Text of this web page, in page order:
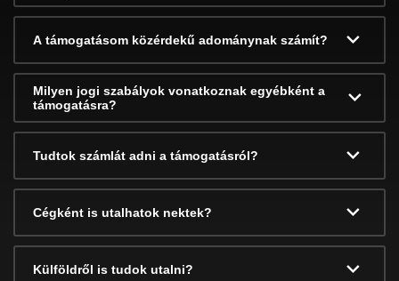
A támogatásom közérdekű adománynak számít?
Milyen jogi szabályok vonatkoznak egyébként a
támogatásra?
Tudtok számlát adni a támogatásról?
Cégként is utalhatok nektek?
Külföldről is tudok utalni?